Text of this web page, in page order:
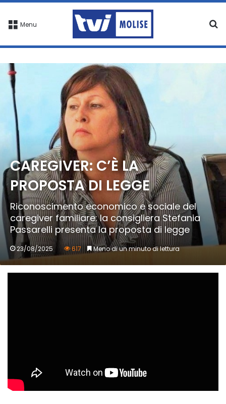
Menu
CAREGIVER: C’È LA
PROPOSTA DI LEGGE
Riconoscimento economico e sociale del
caregiver familiare: la consigliera Stefania
Passarelli presenta la proposta di legge
23/08/2025 617 Meno di un minuto di lettura